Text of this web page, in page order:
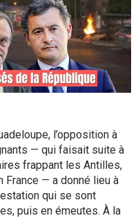
l’opposition à
— qui faisait suite à
frappant les Antilles,
France — a donné lieu à
qui se sont
puis en émeutes. À la